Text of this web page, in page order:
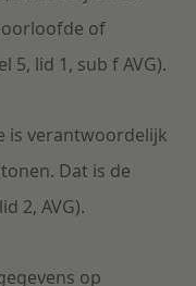
of
5, lid 1, sub f AVG).
is verantwoordelijk
Dat is de
2, AVG).
op